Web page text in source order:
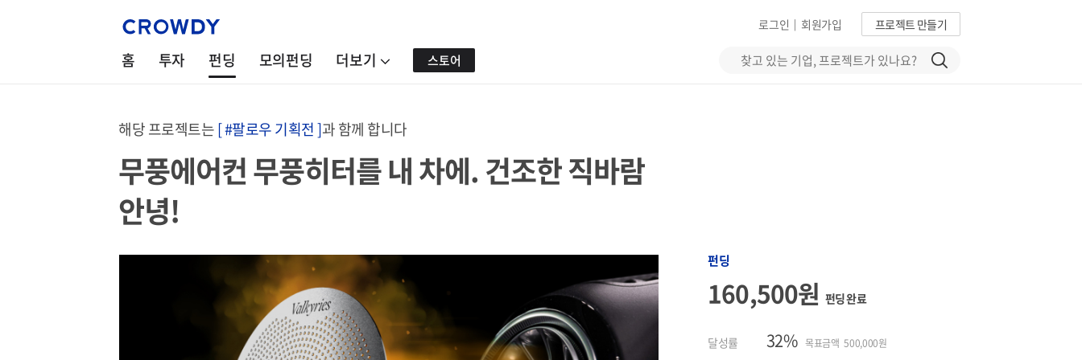
프로젝트 만들기
회원가입
|
로그인
홈 투자 펀딩 모의펀딩 더보기 스토어
해당 프로젝트는[ #팔로우 기획전 ]과 함께 합니다
무풍에어컨 무풍히터를 내 차에. 건조한 직바람
안녕!
펀딩
160,500원 펀딩 완료
달성률 32% 목표금액 500,000원